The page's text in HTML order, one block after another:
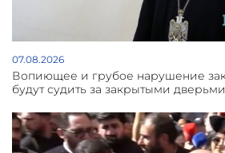
07.08.2026
Вопиющее и грубое нарушение
будут судить за закрытыми дверьми